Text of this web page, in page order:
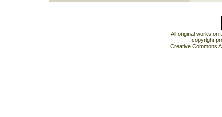
All original works on
copyright
Creative Commons